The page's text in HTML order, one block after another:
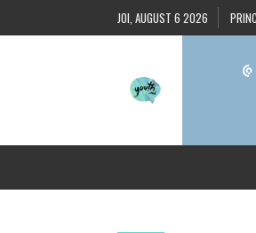
JOI, AUGUST 6 2026